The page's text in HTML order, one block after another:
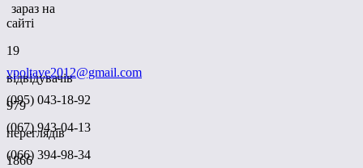
зараз на
сайті
19
відвідувачів
979
переглядів
1866
vpoltave2012@gmail.com
(095) 043-18-92
(067) 943-04-13
(066) 394-98-34